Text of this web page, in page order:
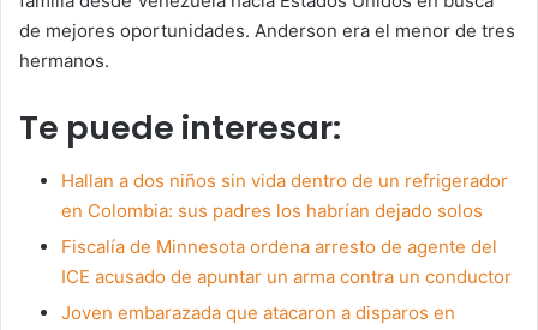
de mejores oportunidades. Anderson era el menor de tres
hermanos.
Te puede interesar:
Hallan a dos niños sin vida dentro de un refrigerador
en Colombia: sus padres los habrían dejado solos
Fiscalía de Minnesota ordena arresto de agente del
ICE acusado de apuntar un arma contra un conductor
Joven embarazada que atacaron a disparos en